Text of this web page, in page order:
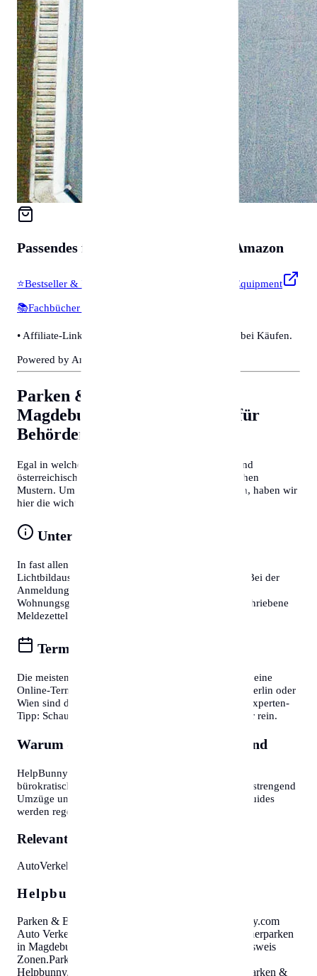
Passendes für auf Amazon
⭐Bestseller & Favoriten
Profi-Werkzeug & Equipment
📚Fachbücher & Guides
• Affiliate-Link: Wir erhalten eine kleine Provision bei Käufen.
Powered by Amazon 🛒
Parken & Bewohnerparken in
Magdeburg
Allgemeine Tipps für
Behördengänge
Egal in welcher Stadt Sie sich befinden, deutsche und
österreichische Behördenprozesse folgen oft ähnlichen
Mustern. Um Zeit zu sparen und Frust zu vermeiden, haben wir
hier die wichtigsten Tipps für Sie zusammengefasst:
Unterlagen vorbereiten
In fast allen Fällen benötigen Sie einen gültigen
Lichtbildausweis (Reisepass oder Personalausweis). Bei der
Anmeldung eines Wohnsitzes ist zudem die
Wohnungsgeberbestätigung (in DE) bzw. der unterschriebene
Meldezettel (in AT) zwingend erforderlich.
Termine online buchen
Die meisten Bürgerservice-Stellen bieten mittlerweile eine
Online-Terminvereinbarung an. In Großstädten wie Berlin oder
Wien sind diese oft Wochen im Voraus ausgebucht. Experten-
Tipp: Schauen Sie morgens gegen 7:30 oder 8:00 Uhr rein.
Warum diese Informationen wichtig sind
HelpBunny.com hat es sich zur Aufgabe gemacht,
bürokratische Hürden abzubauen. Wir wissen, wie anstrengend
Umzüge und Behördengänge sein können. Unsere Guides
werden regelmäßig aktualisiert.
Relevante Themen:
AutoVerkehr
Helpbunny.com SEO Cloud
Parken & Bewohnerparken in Magdeburg
Helpbunny.com
Auto Verkehr Parkausweis Zonen
Parken & Bewohnerparken
in Magdeburg
Auto Verkehr Parkausweis
Zonen.Parken & Bewohnerparken in Magdeburg
Helpbunny.com
Parken &